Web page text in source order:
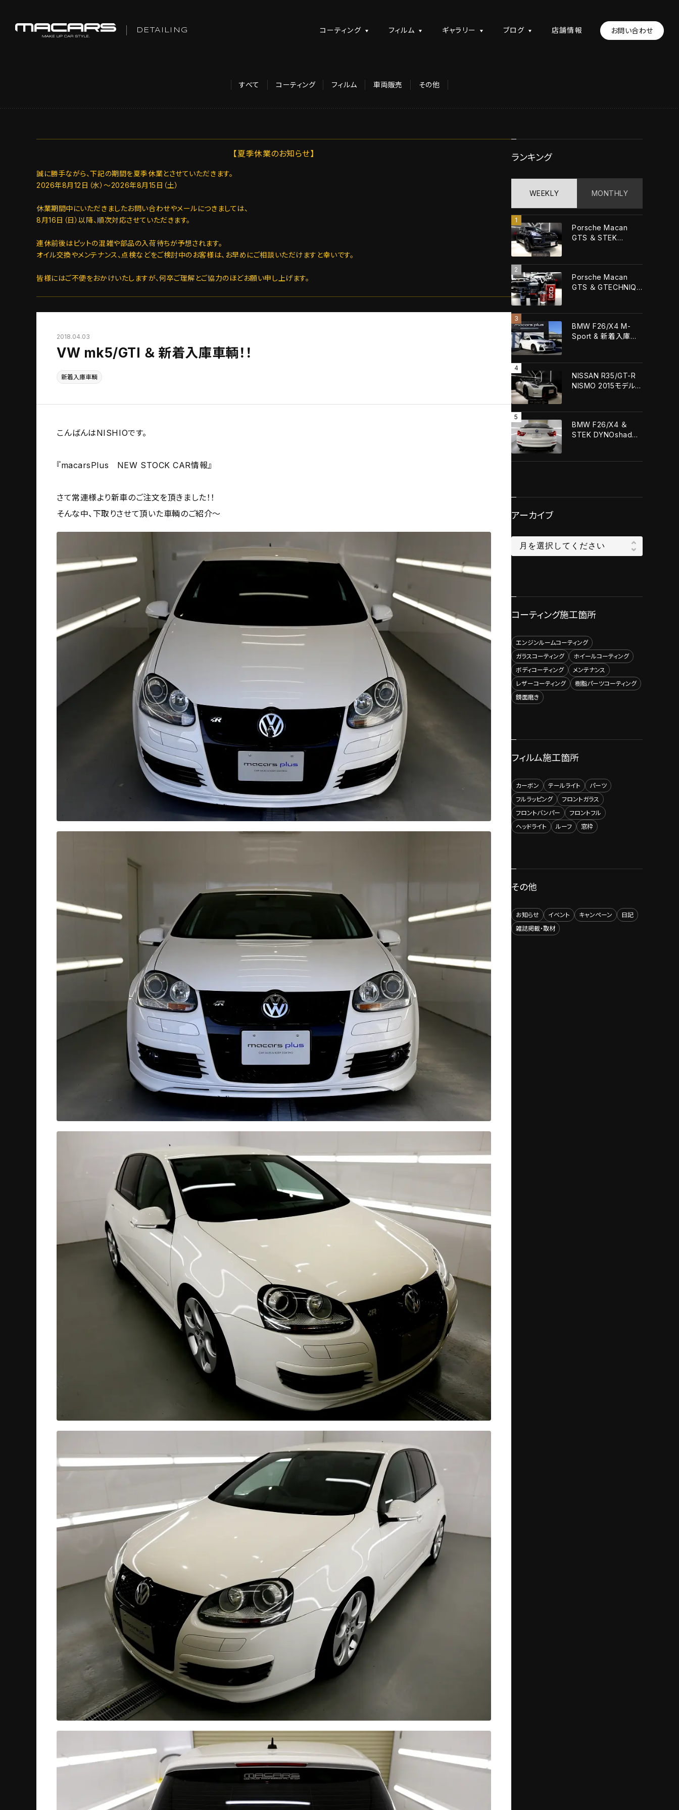
DETAILING コーティング フィルム ギャラリー ブログ 店舗情報 お問い合わせ
すべて コーティング フィルム 車両販売 その他
【夏季休業のお知らせ】
誠に勝手ながら、下記の期間を夏季休業とさせていただきます。
2026年8月12日（水）～2026年8月15日（土）
休業期間中にいただきましたお問い合わせやメールにつきましては、
8月16日（日）以降、順次対応させていただきます。
連休前後はピットの混雑や部品の入荷待ちが予想されます。
オイル交換やメンテナンス、点検などをご検討中のお客様は、お早めにご相談いただけますと幸いです。
皆様にはご不便をおかけいたしますが、何卒ご理解とご協力のほどお願い申し上げます。
2018.04.03
VW mk5/GTI ＆ 新着入庫車輌！！
新着入庫車輌
こんばんはNISHIOです。
『macarsPlus NEW STOCK CAR情報』
さて常連様より新車のご注文を頂きました！！
そんな中、下取りさせて頂いた車輌のご紹介～
ランキング
WEEKLY MONTHLY
Porsche Macan
GTS ＆ STEK
Porsche Macan
GTS ＆ GTECHNIQ
BMW F26/X4 M-
Sport & 新着入庫車
NISSAN R35/GT-R
NISMO 2015モデル
ィルム施工！！
BMW F26/X4 ＆
STEK DYNOshade
アーカイブ
コーティング施工箇所
エンジンルームコーティング
ガラスコーティング
ホイールコーティング
ボディコーティング
メンテナンス
レザーコーティング
樹脂パーツコーティング
鏡面磨き
フィルム施工箇所
カーボン テールライト
パーツ
フルラッピング
フロントガラス
フロントバンパー
フロントフル
ヘッドライト
ルーフ 窓枠
その他
お知らせ イベント キャンペーン
日記
雑誌掲載・取材